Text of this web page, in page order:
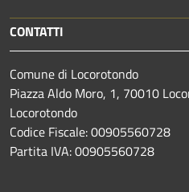
CONTATTI
Comune di Locorotondo
Piazza Aldo Moro, 1, 70010
Locorotondo
Codice Fiscale: 00905560728
Partita IVA: 00905560728